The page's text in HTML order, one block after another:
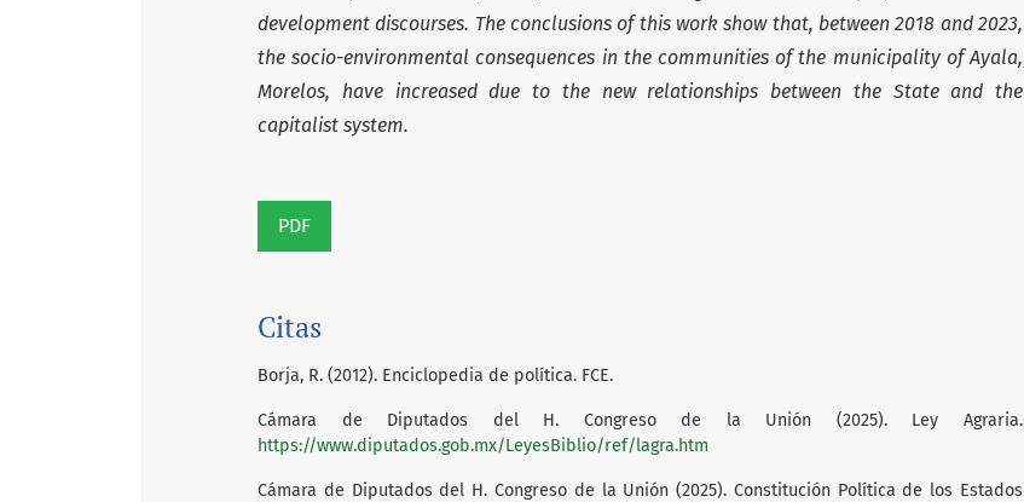
development discourses. The conclusions of this work show that, between 2018 and 2023,
the socio-environmental consequences in the communities of the municipality of Ayala,
Morelos, have increased due to the new relationships between the State and the
capitalist system.
PDF
Citas
Borja, R. (2012). Enciclopedia de política. FCE.
Cámara de Diputados del H. Congreso de la Unión (2025). Ley Agraria.
https://www.diputados.gob.mx/LeyesBiblio/ref/lagra.htm
Cámara de Diputados del H. Congreso de la Unión (2025). Constitución Política de los Estados